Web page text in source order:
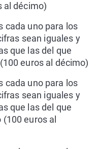
al décimo)
cada uno para los
sean iguales y
que las del que
euros al décimo)
cada uno para los
sean iguales y
que las del que
euros al